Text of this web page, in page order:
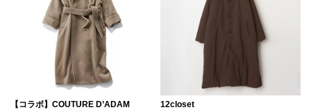
【コラボ】COUTURE D’ADAM 12closet